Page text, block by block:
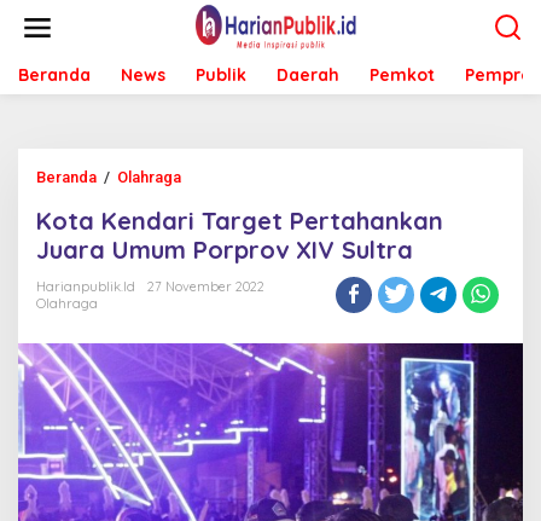
t
Beranda News Publik Daerah Pemkot Pemprov
Beranda / Olahraga
t
a
K
e
a
r
i
a
r
g
e
Kota Kendari Target Pertahankan
Juara Umum Porprov XIV Sultra
Harianpublik.id
27 November 2022
Olahraga